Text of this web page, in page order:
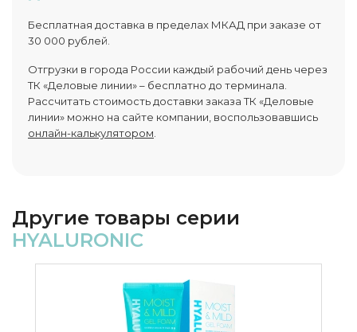
Бесплатная доставка в пределах МКАД при заказе от
30 000 рублей.
Отгрузки в города России каждый рабочий день через
ТК «Деловые линии» – бесплатно до терминала.
Рассчитать стоимость доставки заказа ТК «Деловые
линии» можно на сайте компании, воспользовавшись
онлайн-калькулятором
Другие товары серии
HYALURONIC